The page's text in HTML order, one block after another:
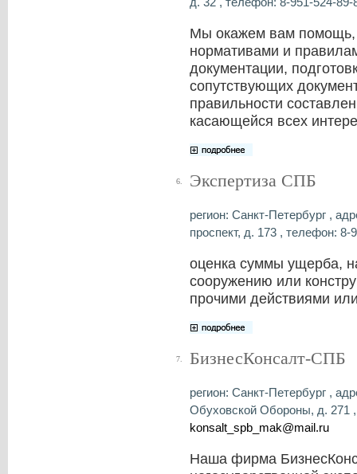
Мы окажем вам помощь,
нормативами и
документации,
сопутствующих
правильности
касающейся всех
6. Экспертиза СПБ
регион: Санкт-Петербург ,
проспект, д. 173 , телефон:
оценка суммы ущерба,
сооружению или
прочими действиями
7. БизнесКонсалт-СПБ
регион: Санкт-Петербург ,
Обуховской Обороны, д. 271
konsalt_spb_mak@mail.ru
Наша фирма